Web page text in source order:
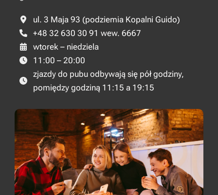
ul. 3 Maja 93 (podziemia Kopalni Guido)
+48 32 630 30 91 wew. 6667
wtorek – niedziela
11:00 – 20:00
zjazdy do pubu odbywają się pół godziny,
pomiędzy godziną 11:15 a 19:15